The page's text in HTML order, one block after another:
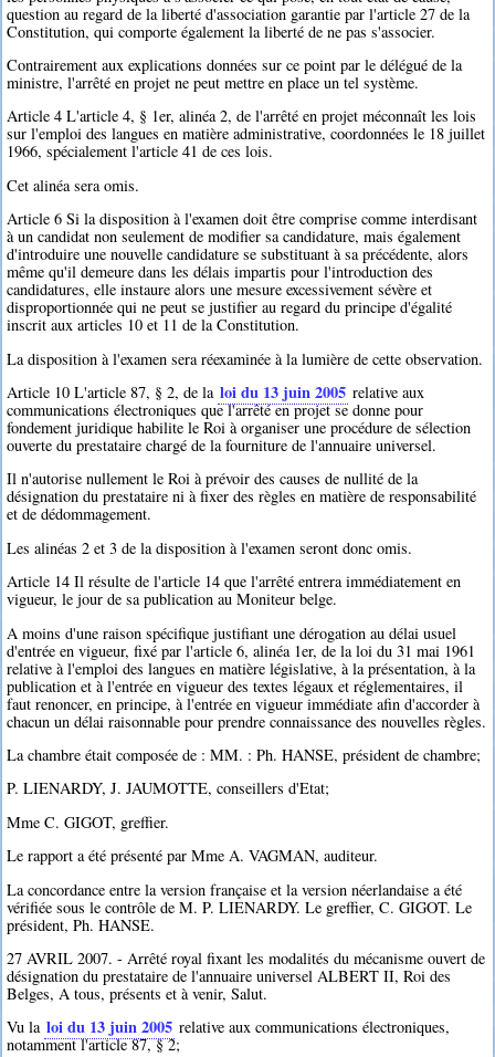
question au regard de la liberté d'association garantie par l'article 27 de la
Constitution, qui comporte également la liberté de ne pas s'associer.
Contrairement aux explications données sur ce point par le délégué de la
ministre, l'arrêté en projet ne peut mettre en place un tel système.
Article 4 L'article 4, § 1er, alinéa 2, de l'arrêté en projet méconnaît les lois
sur l'emploi des langues en matière administrative, coordonnées le 18 juillet
1966, spécialement l'article 41 de ces lois.
Cet alinéa sera omis.
Article 6 Si la disposition à l'examen doit être comprise comme interdisant
à un candidat non seulement de modifier sa candidature, mais également
d'introduire une nouvelle candidature se substituant à sa précédente, alors
même qu'il demeure dans les délais impartis pour l'introduction des
candidatures, elle instaure alors une mesure excessivement sévère et
disproportionnée qui ne peut se justifier au regard du principe d'égalité
inscrit aux articles 10 et 11 de la Constitution.
La disposition à l'examen sera réexaminée à la lumière de cette observation.
Article 10 L'article 87, § 2, de la loi du 13 juin 2005 relative aux
communications électroniques que l'arrêté en projet se donne pour
fondement juridique habilite le Roi à organiser une procédure de sélection
ouverte du prestataire chargé de la fourniture de l'annuaire universel.
Il n'autorise nullement le Roi à prévoir des causes de nullité de la
désignation du prestataire ni à fixer des règles en matière de responsabilité
et de dédommagement.
Les alinéas 2 et 3 de la disposition à l'examen seront donc omis.
Article 14 Il résulte de l'article 14 que l'arrêté entrera immédiatement en
vigueur, le jour de sa publication au Moniteur belge.
A moins d'une raison spécifique justifiant une dérogation au délai usuel
d'entrée en vigueur, fixé par l'article 6, alinéa 1er, de la loi du 31 mai 1961
relative à l'emploi des langues en matière législative, à la présentation, à la
publication et à l'entrée en vigueur des textes légaux et réglementaires, il
faut renoncer, en principe, à l'entrée en vigueur immédiate afin d'accorder à
chacun un délai raisonnable pour prendre connaissance des nouvelles règles.
La chambre était composée de : MM. : Ph. HANSE, président de chambre;
P. LIENARDY, J. JAUMOTTE, conseillers d'Etat;
Mme C. GIGOT, greffier.
Le rapport a été présenté par Mme A. VAGMAN, auditeur.
La concordance entre la version française et la version néerlandaise a été
vérifiée sous le contrôle de M. P. LIENARDY. Le greffier, C. GIGOT. Le
président, Ph. HANSE.
27 AVRIL 2007. - Arrêté royal fixant les modalités du mécanisme ouvert de
désignation du prestataire de l'annuaire universel ALBERT II, Roi des
Belges, A tous, présents et à venir, Salut.
Vu la loi du 13 juin 2005 relative aux communications électroniques,
notamment l'article 87, § 2;